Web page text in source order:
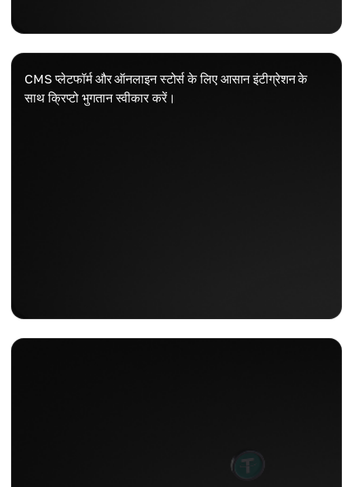
CMS प्लेटफॉर्म और ऑनलाइन स्टोर्स के लिए आसान इंटीग्रेशन के
साथ क्रिप्टो भुगतान स्वीकार करें।